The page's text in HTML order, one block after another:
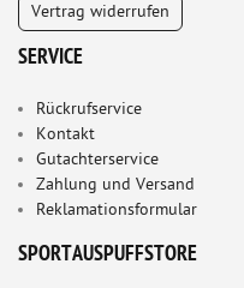
Vertrag widerrufen
SERVICE
Rückrufservice
Kontakt
Gutachterservice
Zahlung und Versand
Reklamationsformular
SPORTAUSPUFFSTORE